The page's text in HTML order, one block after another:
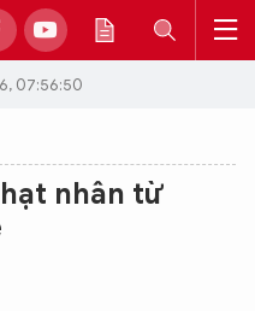
07:56:50
nhân từ